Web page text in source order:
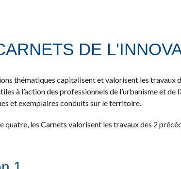
DE
thématiques capitalisent et valorisent les travaux
à l’action des professionnels de l’urbanisme et
et exemplaires conduits sur le territoire.
quatre, les Carnets valorisent les travaux des 2